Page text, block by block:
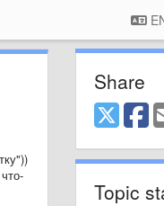
Share
Topic